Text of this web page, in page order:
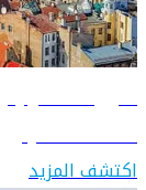
دليل السفر
اكتشف لاتفيا
اكتشف المزيد